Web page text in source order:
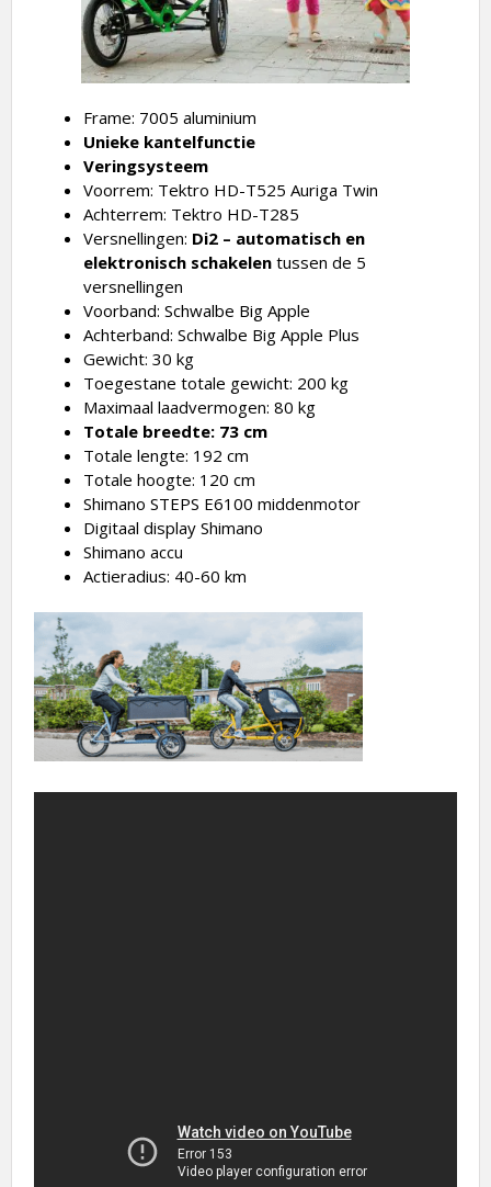
Frame: 7005 aluminium
Unieke kantelfunctie
Veringsysteem
Voorrem: Tektro HD-T525 Auriga Twin
Achterrem: Tektro HD-T285
Versnellingen: Di2 – automatisch en
elektronisch schakelen tussen de 5
versnellingen
Voorband: Schwalbe Big Apple
Achterband: Schwalbe Big Apple Plus
Gewicht: 30 kg
Toegestane totale gewicht: 200 kg
Maximaal laadvermogen: 80 kg
Totale breedte: 73 cm
Totale lengte: 192 cm
Totale hoogte: 120 cm
Shimano STEPS E6100 middenmotor
Digitaal display Shimano
Shimano accu
Actieradius: 40-60 km